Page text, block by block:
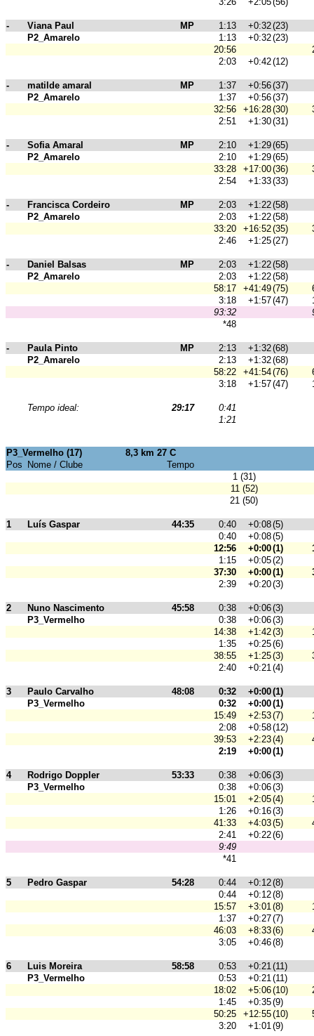
- Viana Paul MP 1:13 +0:32(23)
P2_Amarelo
1:13 +0:32(23)
20:56
2:03
+0:42(12)
- matilde amaral MP 1:37 +0:56(37)
P2_Amarelo
1:37 +0:56(37)
32:56
+16:28(30)
2:51
+1:30(31)
- Sofia Amaral MP 2:10 +1:29(65)
P2_Amarelo
2:10 +1:29(65)
33:28
+17:00(36)
2:54
+1:33(33)
- Francisca Cordeiro MP 2:03 +1:22(58)
P2_Amarelo
2:03 +1:22(58)
33:20
+16:52(35)
2:46
+1:25(27)
- Daniel Balsas MP 2:03 +1:22(58)
P2_Amarelo
2:03 +1:22(58)
58:17
+41:49(75)
3:18
+1:57(47)
93:32
*48
- Paula Pinto MP 2:13 +1:32(68)
P2_Amarelo
2:13 +1:32(68)
58:22
+41:54(76)
3:18
+1:57(47)
Tempo ideal: 29:17
0:41
1:21
P3_Vermelho (17)
8,3 km 27 C
Pos
Nome / Clube
Tempo
1 (31)
11 (52)
21 (50)
1 Luís Gaspar 44:35 0:40 +0:08(5)
0:40
+0:08(5)
12:56
+0:00(1)
1:15
+0:05(2)
37:30
+0:00(1)
2:39
+0:20(3)
2 Nuno Nascimento 45:58 0:38 +0:06(3)
P3_Vermelho
0:38 +0:06(3)
14:38
+1:42(3)
1:35
+0:25(6)
38:55
+1:25(3)
2:40
+0:21(4)
3 Paulo Carvalho 48:08 0:32 +0:00(1)
P3_Vermelho
0:32 +0:00(1)
15:49
+2:53(7)
2:08
+0:58(12)
39:53
+2:23(4)
2:19
+0:00(1)
4 Rodrigo Doppler 53:33 0:38 +0:06(3)
P3_Vermelho
0:38 +0:06(3)
15:01
+2:05(4)
1:26
+0:16(3)
41:33
+4:03(5)
2:41
+0:22(6)
9:49
*41
5 Pedro Gaspar 54:28 0:44 +0:12(8)
0:44
+0:12(8)
15:57
+3:01(8)
1:37
+0:27(7)
46:03
+8:33(6)
3:05
+0:46(8)
6 Luis Moreira 58:58 0:53 +0:21(11)
P3_Vermelho
0:53 +0:21(11)
18:02
+5:06(10)
1:45
+0:35(9)
50:25
+12:55(10)
3:20
+1:01(9)